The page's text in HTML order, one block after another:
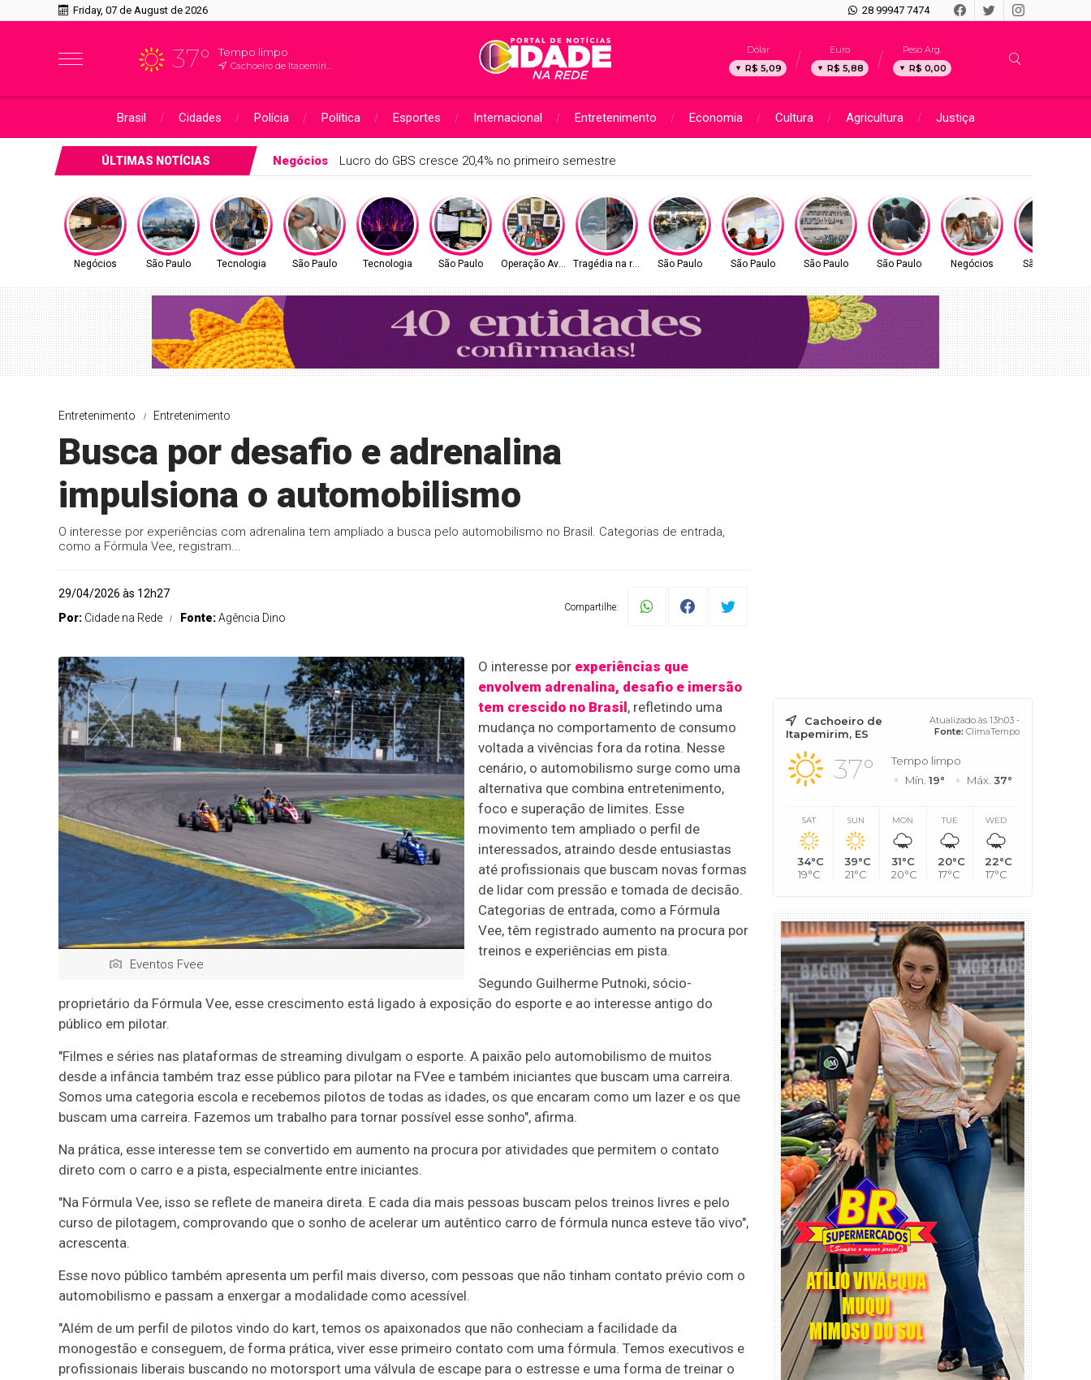
Friday, 07 de August de 2026 28 99947 7474
37° Tempo limpo
Cachoeiro de Itapemirim, ES
Dólar
R$ 5,09
Euro
R$ 5,88
Peso Arg.
R$ 0,00
Brasil Cidades Polícia Política Esportes Internacional Entretenimento Economia Cultura Agricultura Justiça
ÚLTIMAS NOTÍCIAS São Paulo SP monitora condições das balsas no litoral; veja medidas adotadas para segurança dos usuários
Negócios São Paulo Tecnologia São Paulo Tecnologia São Paulo Operação AvaritiaTragédia na rodoviaSão Paulo São Paulo São Paulo São Paulo Negócios São Paulo
Entretenimento Entretenimento
Busca por desafio e adrenalina
impulsiona o automobilismo
O interesse por experiências com adrenalina tem ampliado a busca pelo automobilismo no Brasil. Categorias de entrada,
como a Fórmula Vee, registram...
29/04/2026 às 12h27
Por: Cidade na Rede Fonte:Agência Dino
Compartilhe:
Eventos Fvee
O interesse por experiências que
envolvem adrenalina, desafio e imersão
tem crescido no Brasil , refletindo uma
mudança no comportamento de consumo
voltada a vivências fora da rotina. Nesse
cenário, o automobilismo surge como uma
alternativa que combina entretenimento,
foco e superação de limites. Esse
movimento tem ampliado o perfil de
interessados, atraindo desde entusiastas
até profissionais que buscam novas formas
de lidar com pressão e tomada de decisão.
Categorias de entrada, como a Fórmula
Vee, têm registrado aumento na procura por
treinos e experiências em pista.
Segundo Guilherme Putnoki, sócio-
proprietário da Fórmula Vee, esse crescimento está ligado à exposição do esporte e ao interesse antigo do
público em pilotar.
"Filmes e séries nas plataformas de streaming divulgam o esporte. A paixão pelo automobilismo de muitos
desde a infância também traz esse público para pilotar na FVee e também iniciantes que buscam uma carreira.
Somos uma categoria escola e recebemos pilotos de todas as idades, os que encaram como um lazer e os que
buscam uma carreira. Fazemos um trabalho para tornar possível esse sonho", afirma.
Na prática, esse interesse tem se convertido em aumento na procura por atividades que permitem o contato
direto com o carro e a pista, especialmente entre iniciantes.
"Na Fórmula Vee, isso se reflete de maneira direta. E cada dia mais pessoas buscam pelos treinos livres e pelo
curso de pilotagem, comprovando que o sonho de acelerar um autêntico carro de fórmula nunca esteve tão vivo",
acrescenta.
Esse novo público também apresenta um perfil mais diverso, com pessoas que não tinham contato prévio com o
automobilismo e passam a enxergar a modalidade como acessível.
"Além de um perfil de pilotos vindo do kart, temos os apaixonados que não conheciam a facilidade da
monogestão e conseguem, de forma prática, viver esse primeiro contato com uma fórmula. Temos executivos e
profissionais liberais buscando no motorsport uma válvula de escape para o estresse e uma forma de treinar o
Cachoeiro de
Itapemirim, ES
Atualizado às 13h03 -
Fonte: ClimaTempo
37°
Tempo limpo
Mín. 19° Máx. 37°
SAT
34°C
19°C
SUN
39°C
21°C
MON
31°C
20°C
TUE
20°C
17°C
WED
22°C
17°C